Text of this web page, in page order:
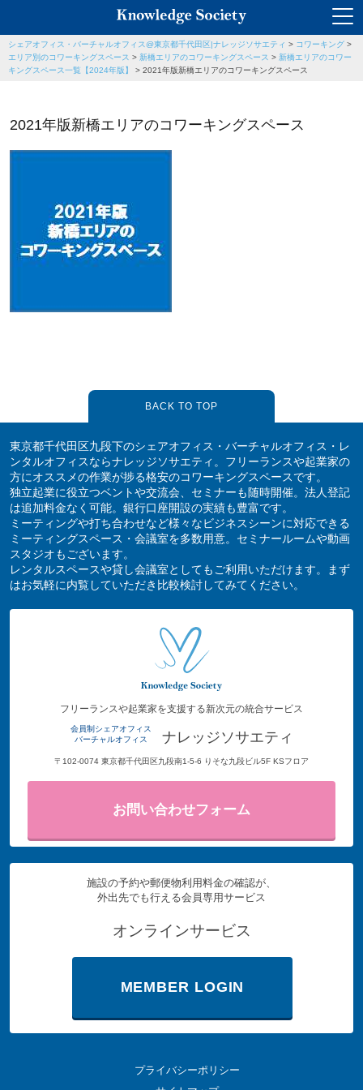
シェアオフィス・バーチャルオフィス@東京都千代田区|ナレッジソサエティ > コワーキング >
エリア別のコワーキングスペース > 新橋エリアのコワーキングスペース > 新橋エリアのコワー
キングスペース一覧【2024年版】
> 2021年版新橋エリアのコワーキングスペース
2021年版新橋エリアのコワーキングスペース
BACK TO TOP
東京都千代田区九段下のシェアオフィス・バーチャルオフィス・レ
ンタルオフィスならナレッジソサエティ。フリーランスや起業家の
方にオススメの作業が捗る格安のコワーキングスペースです。
独立起業に役立つベントや交流会、セミナーも随時開催。法人登記
は追加料金なく可能。銀行口座開設の実績も豊富です。
ミーティングや打ち合わせなど様々なビジネスシーンに対応できる
ミーティングスペース・会議室を多数用意。セミナールームや動画
スタジオもございます。
レンタルスペースや貸し会議室としてもご利用いただけます。まず
はお気軽に内覧していただき比較検討してみてください。
フリーランスや起業家を支援する新次元の統合サービス
会員制シェアオフィス
バーチャルオフィス
ナレッジソサエティ
〒102-0074 東京都千代田区九段南1-5-6 りそな九段ビル5F KSフロア
お問い合わせフォーム
施設の予約や郵便物利用料金の確認が、
外出先でも行える会員専用サービス
オンラインサービス
MEMBER LOGIN
プライバシーポリシー